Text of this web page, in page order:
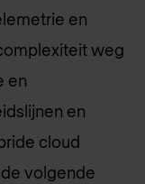
en
weg
en
en
cloud
volgende